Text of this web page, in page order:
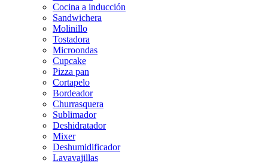
Cocina a inducción
Sandwichera
Molinillo
Tostadora
Microondas
Cupcake
Pizza pan
Cortapelo
Bordeador
Churrasquera
Sublimador
Deshidratador
Mixer
Deshumidificador
Lavavajillas